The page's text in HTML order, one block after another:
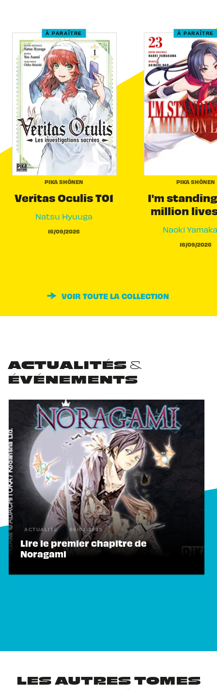
À PARAÎTRE
PIKA SHÔNEN
Veritas Oculis T01
Natsu Hyuuga
16/09/2026
À PARAÎTRE
PIKA SHÔNEN
I'm
million
Naoki
16/09/2026
VOIR TOUTE LA COLLECTION
ACTUALITÉS &
ÉVÉNEMENTS
ACTUALITÉ 06/01/2015
Lire le premier chapitre de
Noragami
LES AUTRES TOMES